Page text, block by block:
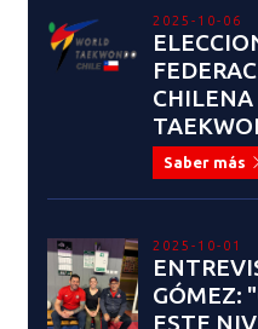
2025-10-06
CHILENA
Saber más
2025-10-01
GÓMEZ:
ESTE